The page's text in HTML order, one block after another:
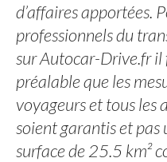
d’affaires apportées.
professionnels du
sur Autocar-Drive.fr
préalable que les
voyageurs et tous les
soient garantis et
surface de 25.5 km²